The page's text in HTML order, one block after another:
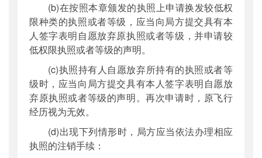
(b)在按照本章颁发的执照上申请换发较低权
限种类的执照或者等级，应当向局方提交具有本
人签字表明自愿放弃原执照或者等级，并申请较
低权限执照或者等级的声明。
(c)执照持有人自愿放弃所持有的执照或者等
级时，应当向局方提交具有本人签字表明自愿放
弃原执照或者等级的声明。再次申请时，原飞行
经历视为无效。
(d)出现下列情形时，局方应当依法办理相应
执照的注销手续：